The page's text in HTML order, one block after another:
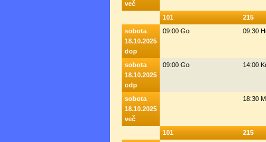
več
101
215
sobota
18.10.2025
dop
09:00 Go 09:30
sobota
18.10.2025
odp
09:00 Go 14:00
sobota
18.10.2025
več
18:30
101
215